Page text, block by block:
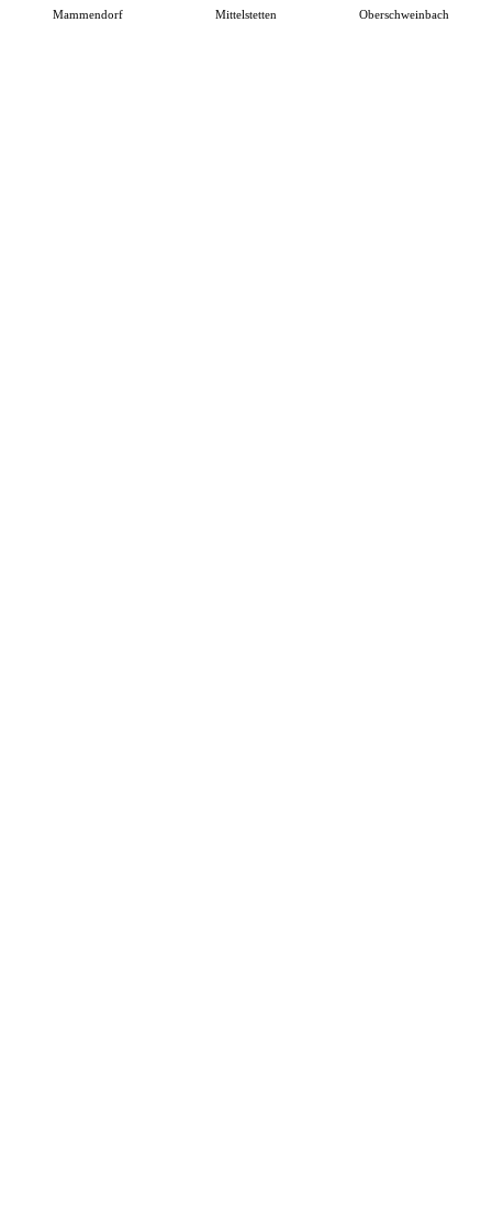
Mammendorf Mittelstetten Oberschweinbach